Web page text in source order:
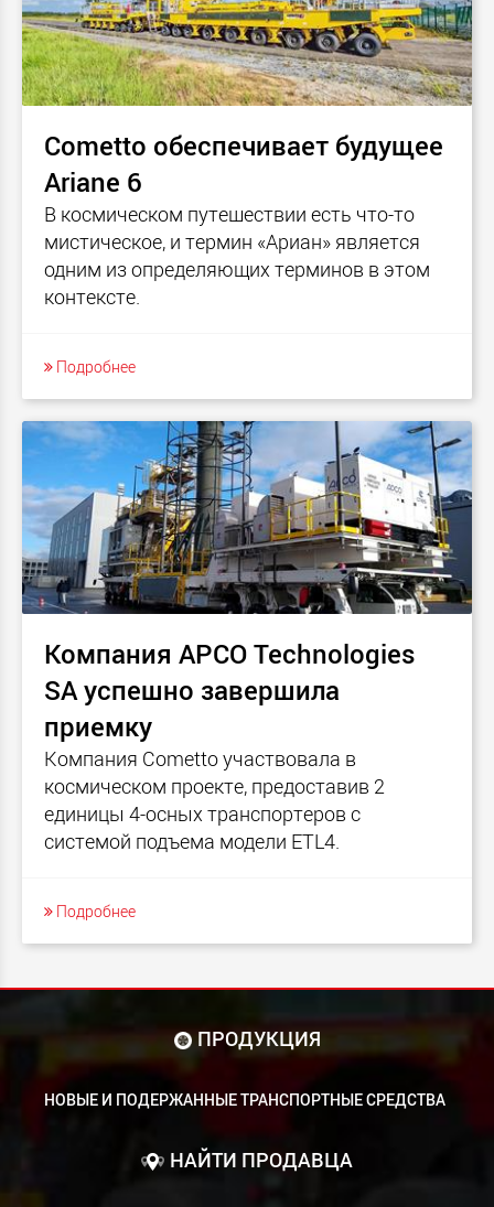
Cometto обеспечивает будущее
Ariane 6
В космическом путешествии есть что-то
мистическое, и термин «Ариан» является
одним из определяющих терминов в этом
контексте.
Подробнее
Компания APCO Technologies
SA успешно завершила
приемку
Компания Cometto участвовала в
космическом проекте, предоставив 2
единицы 4-осных транспортеров с
системой подъема модели ETL4.
Подробнее
ПРОДУКЦИЯ
НОВЫЕ И ПОДЕРЖАННЫЕ ТРАНСПОРТНЫЕ СРЕДСТВА
НАЙТИ ПРОДАВЦА